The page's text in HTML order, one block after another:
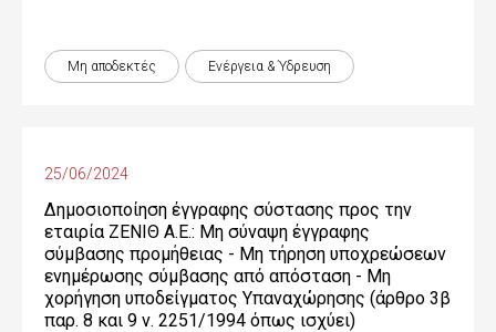
Μη αποδεκτές Ενέργεια & Ύδρευση
25/06/2024
Δημοσιοποίηση έγγραφης σύστασης προς την
εταιρία ΖΕΝΙΘ Α.Ε.: Μη σύναψη έγγραφης
σύμβασης προμήθειας - Μη τήρηση υποχρεώσεων
ενημέρωσης σύμβασης από απόσταση - Μη
χορήγηση υποδείγματος Υπαναχώρησης (άρθρο 3β
παρ. 8 και 9 ν. 2251/1994 όπως ισχύει)